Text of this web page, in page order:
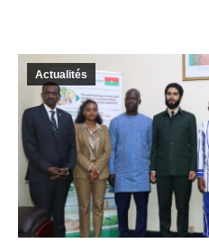
Actualités